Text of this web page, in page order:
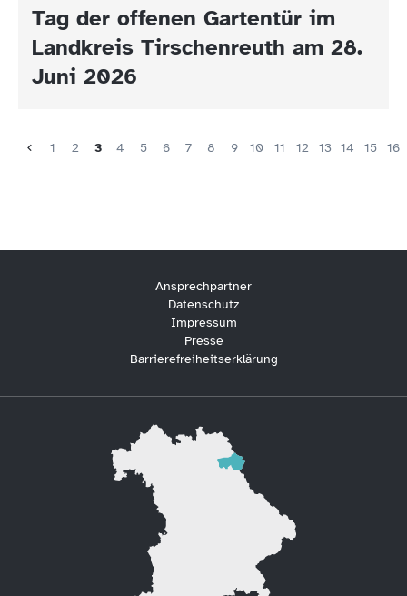
Tag der offenen Gartentür im
Landkreis Tirschenreuth am 28.
Juni 2026
1 2 3 4 5 6 7 8 9 10 11 12 13 14 15 16
Ansprechpartner
Datenschutz
Impressum
Presse
Barrierefreiheitserklärung